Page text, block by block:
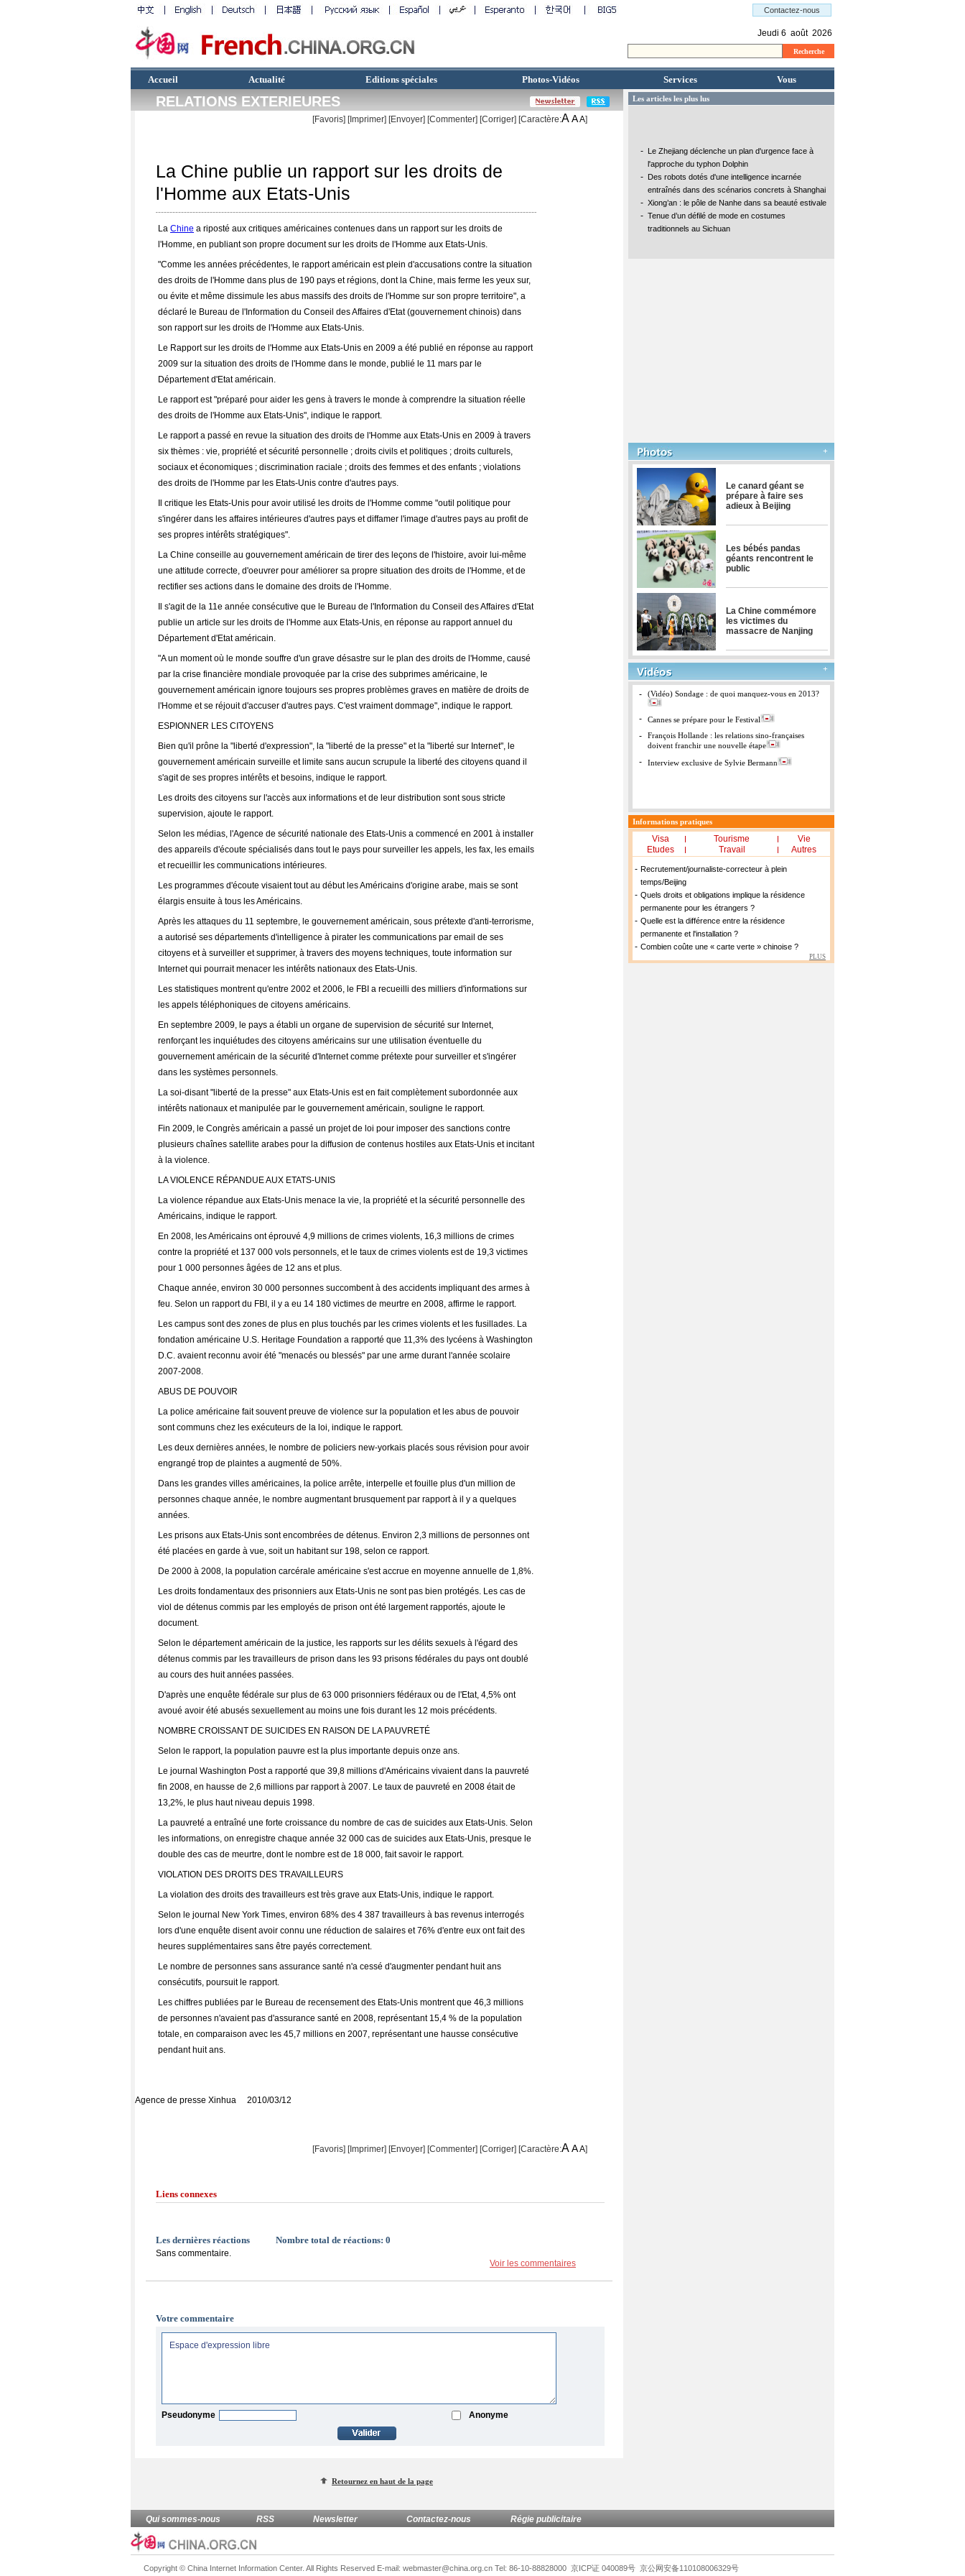
Accueil Actualité Editions spéciales Photos-Vidéos Services Vous
RELATIONS EXTERIEURES
[Favoris] [Imprimer] [Envoyer] [Commenter] [Corriger] [Caractère:AAA]
La Chine publie un rapport sur les droits de
l'Homme aux Etats-Unis
La Chine a riposté aux critiques américaines contenues dans un rapport sur les droits de
l'Homme, en publiant son propre document sur les droits de l'Homme aux Etats-Unis.
"Comme les années précédentes, le rapport américain est plein d'accusations contre la situation
des droits de l'Homme dans plus de 190 pays et régions, dont la Chine, mais ferme les yeux sur,
ou évite et même dissimule les abus massifs des droits de l'Homme sur son propre territoire", a
déclaré le Bureau de l'Information du Conseil des Affaires d'Etat (gouvernement chinois) dans
son rapport sur les droits de l'Homme aux Etats-Unis.
Le Rapport sur les droits de l'Homme aux Etats-Unis en 2009 a été publié en réponse au rapport
2009 sur la situation des droits de l'Homme dans le monde, publié le 11 mars par le
Département d'Etat américain.
Le rapport est "préparé pour aider les gens à travers le monde à comprendre la situation réelle
des droits de l'Homme aux Etats-Unis", indique le rapport.
Le rapport a passé en revue la situation des droits de l'Homme aux Etats-Unis en 2009 à travers
six thèmes : vie, propriété et sécurité personnelle ; droits civils et politiques ; droits culturels,
sociaux et économiques ; discrimination raciale ; droits des femmes et des enfants ; violations
des droits de l'Homme par les Etats-Unis contre d'autres pays.
Il critique les Etats-Unis pour avoir utilisé les droits de l'Homme comme "outil politique pour
s'ingérer dans les affaires intérieures d'autres pays et diffamer l'image d'autres pays au profit de
ses propres intérêts stratégiques".
La Chine conseille au gouvernement américain de tirer des leçons de l'histoire, avoir lui-même
une attitude correcte, d'oeuvrer pour améliorer sa propre situation des droits de l'Homme, et de
rectifier ses actions dans le domaine des droits de l'Homme.
Il s'agit de la 11e année consécutive que le Bureau de l'Information du Conseil des Affaires d'Etat
publie un article sur les droits de l'Homme aux Etats-Unis, en réponse au rapport annuel du
Département d'Etat américain.
"A un moment où le monde souffre d'un grave désastre sur le plan des droits de l'Homme, causé
par la crise financière mondiale provoquée par la crise des subprimes américaine, le
gouvernement américain ignore toujours ses propres problèmes graves en matière de droits de
l'Homme et se réjouit d'accuser d'autres pays. C'est vraiment dommage", indique le rapport.
ESPIONNER LES CITOYENS
Bien qu'il prône la "liberté d'expression", la "liberté de la presse" et la "liberté sur Internet", le
gouvernement américain surveille et limite sans aucun scrupule la liberté des citoyens quand il
s'agit de ses propres intérêts et besoins, indique le rapport.
Les droits des citoyens sur l'accès aux informations et de leur distribution sont sous stricte
supervision, ajoute le rapport.
Selon les médias, l'Agence de sécurité nationale des Etats-Unis a commencé en 2001 à installer
des appareils d'écoute spécialisés dans tout le pays pour surveiller les appels, les fax, les emails
et recueillir les communications intérieures.
Les programmes d'écoute visaient tout au début les Américains d'origine arabe, mais se sont
élargis ensuite à tous les Américains.
Après les attaques du 11 septembre, le gouvernement américain, sous prétexte d'anti-terrorisme,
a autorisé ses départements d'intelligence à pirater les communications par email de ses
citoyens et à surveiller et supprimer, à travers des moyens techniques, toute information sur
Internet qui pourrait menacer les intérêts nationaux des Etats-Unis.
Les statistiques montrent qu'entre 2002 et 2006, le FBI a recueilli des milliers d'informations sur
les appels téléphoniques de citoyens américains.
En septembre 2009, le pays a établi un organe de supervision de sécurité sur Internet,
renforçant les inquiétudes des citoyens américains sur une utilisation éventuelle du
gouvernement américain de la sécurité d'Internet comme prétexte pour surveiller et s'ingérer
dans les systèmes personnels.
La soi-disant "liberté de la presse" aux Etats-Unis est en fait complètement subordonnée aux
intérêts nationaux et manipulée par le gouvernement américain, souligne le rapport.
Fin 2009, le Congrès américain a passé un projet de loi pour imposer des sanctions contre
plusieurs chaînes satellite arabes pour la diffusion de contenus hostiles aux Etats-Unis et incitant
à la violence.
LA VIOLENCE RÉPANDUE AUX ETATS-UNIS
La violence répandue aux Etats-Unis menace la vie, la propriété et la sécurité personnelle des
Américains, indique le rapport.
En 2008, les Américains ont éprouvé 4,9 millions de crimes violents, 16,3 millions de crimes
contre la propriété et 137 000 vols personnels, et le taux de crimes violents est de 19,3 victimes
pour 1 000 personnes âgées de 12 ans et plus.
Chaque année, environ 30 000 personnes succombent à des accidents impliquant des armes à
feu. Selon un rapport du FBI, il y a eu 14 180 victimes de meurtre en 2008, affirme le rapport.
Les campus sont des zones de plus en plus touchés par les crimes violents et les fusillades. La
fondation américaine U.S. Heritage Foundation a rapporté que 11,3% des lycéens à Washington
D.C. avaient reconnu avoir été "menacés ou blessés" par une arme durant l'année scolaire
2007-2008.
ABUS DE POUVOIR
La police américaine fait souvent preuve de violence sur la population et les abus de pouvoir
sont communs chez les exécuteurs de la loi, indique le rapport.
Les deux dernières années, le nombre de policiers new-yorkais placés sous révision pour avoir
engrangé trop de plaintes a augmenté de 50%.
Dans les grandes villes américaines, la police arrête, interpelle et fouille plus d'un million de
personnes chaque année, le nombre augmentant brusquement par rapport à il y a quelques
années.
Les prisons aux Etats-Unis sont encombrées de détenus. Environ 2,3 millions de personnes ont
été placées en garde à vue, soit un habitant sur 198, selon ce rapport.
De 2000 à 2008, la population carcérale américaine s'est accrue en moyenne annuelle de 1,8%.
Les droits fondamentaux des prisonniers aux Etats-Unis ne sont pas bien protégés. Les cas de
viol de détenus commis par les employés de prison ont été largement rapportés, ajoute le
document.
Selon le département américain de la justice, les rapports sur les délits sexuels à l'égard des
détenus commis par les travailleurs de prison dans les 93 prisons fédérales du pays ont doublé
au cours des huit années passées.
D'après une enquête fédérale sur plus de 63 000 prisonniers fédéraux ou de l'Etat, 4,5% ont
avoué avoir été abusés sexuellement au moins une fois durant les 12 mois précédents.
NOMBRE CROISSANT DE SUICIDES EN RAISON DE LA PAUVRETÉ
Selon le rapport, la population pauvre est la plus importante depuis onze ans.
Le journal Washington Post a rapporté que 39,8 millions d'Américains vivaient dans la pauvreté
fin 2008, en hausse de 2,6 millions par rapport à 2007. Le taux de pauvreté en 2008 était de
13,2%, le plus haut niveau depuis 1998.
La pauvreté a entraîné une forte croissance du nombre de cas de suicides aux Etats-Unis. Selon
les informations, on enregistre chaque année 32 000 cas de suicides aux Etats-Unis, presque le
double des cas de meurtre, dont le nombre est de 18 000, fait savoir le rapport.
VIOLATION DES DROITS DES TRAVAILLEURS
La violation des droits des travailleurs est très grave aux Etats-Unis, indique le rapport.
Selon le journal New York Times, environ 68% des 4 387 travailleurs à bas revenus interrogés
lors d'une enquête disent avoir connu une réduction de salaires et 76% d'entre eux ont fait des
heures supplémentaires sans être payés correctement.
Le nombre de personnes sans assurance santé n'a cessé d'augmenter pendant huit ans
consécutifs, poursuit le rapport.
Les chiffres publiées par le Bureau de recensement des Etats-Unis montrent que 46,3 millions
de personnes n'avaient pas d'assurance santé en 2008, représentant 15,4 % de la population
totale, en comparaison avec les 45,7 millions en 2007, représentant une hausse consécutive
pendant huit ans.
Agence de presse Xinhua 2010/03/12
[Favoris] [Imprimer] [Envoyer] [Commenter] [Corriger] [Caractère:AAA]
Liens connexes
Les dernières réactions Nombre total de réactions: 0
Sans commentaire.
Voir les commentaires
Votre commentaire
Pseudonyme Anonyme
Retournez en haut de la page